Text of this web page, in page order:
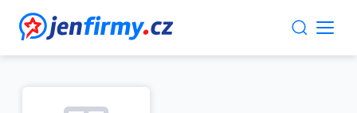
JenFirmy.cz